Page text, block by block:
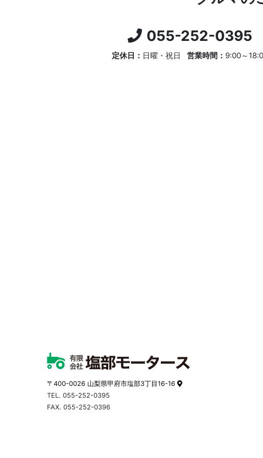
055-252-0395
定休日： 日曜・祝日 営業時間： 9:00～
〒400-0026 山梨県甲府市塩部3丁目16-16
TEL. 055-252-0395
FAX. 055-252-0396